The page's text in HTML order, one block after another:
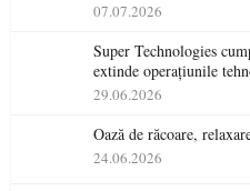
07.07.2026
Super Technologies
extinde operațiunile
29.06.2026
Oază de răcoare,
24.06.2026